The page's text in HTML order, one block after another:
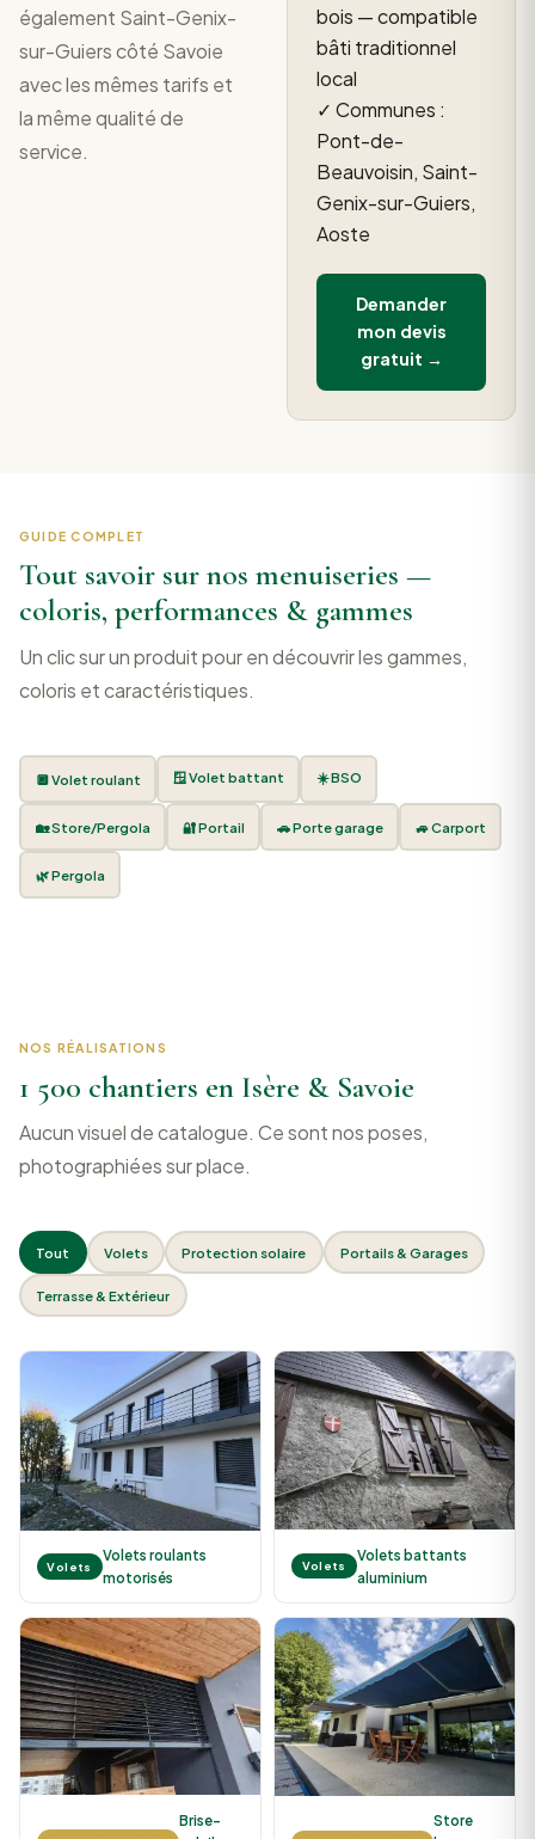
également Saint-Genix-
sur-Guiers côté Savoie
avec les mêmes tarifs et
la même qualité de
service.
bois — compatible
bâti traditionnel
local
✓ Communes :
Pont-de-
Beauvoisin, Saint-
Genix-sur-Guiers,
Aoste
Demander
mon devis
gratuit →
GUIDE COMPLET
Tout savoir sur nos menuiseries —
coloris, performances & gammes
Un clic sur un produit pour en découvrir les gammes,
coloris et caractéristiques.
🔲 Volet roulant 🪟 Volet battant ☀️ BSO
🏡 Store/Pergola 🔐 Portail 🚗 Porte garage 🚙 Carport
🌿 Pergola
NOS RÉALISATIONS
1 500 chantiers en Isère & Savoie
Aucun visuel de catalogue. Ce sont nos poses,
photographiées sur place.
Tout Volets Protection solaire Portails & Garages
Terrasse & Extérieur
Volets
Volets roulants
motorisés
Volets
Volets battants
aluminium
Brise-
Store